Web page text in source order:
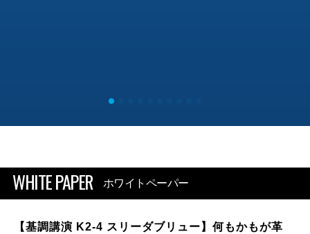
WHITE PAPER ホワイトペーパー
【基調講演 K2-4 スリーダブリュー】何もかもが革